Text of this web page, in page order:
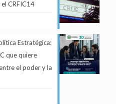
CRFIC14
Estratégica:
que quiere
el poder y la